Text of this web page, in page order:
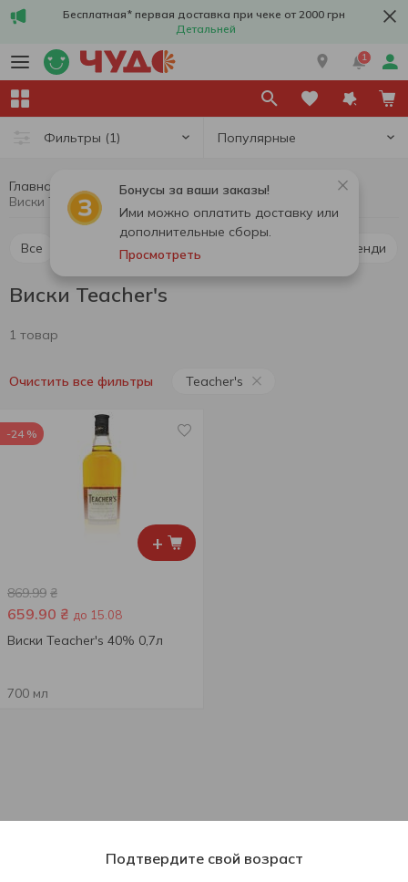
Бесплатная* первая доставка при чеке от 2000 грн
Детальней
1
Фильтры (1) Популярные
Бонусы за ваши заказы!
Ими можно оплатить доставку или
дополнительные сборы.
Просмотреть
Главная Алкоголь Крепкий алкоголь
Виски Teacher's
Все Коньяк и бренди
Виски Teacher's
1 товар
Очистить все фильтры Teacher's
+
-24 %
869.99 ₴
659.90 ₴ до 15.08
Виски Teacher's 40% 0,7л
700 мл
Подтвердите свой возраст